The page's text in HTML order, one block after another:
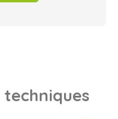
techniques